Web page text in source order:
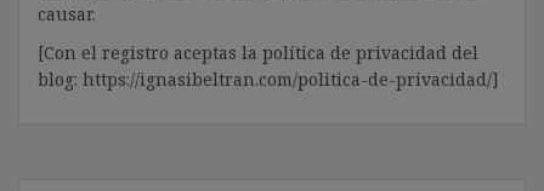
causar.
[Con el registro aceptas la política de privacidad del
blog: https://ignasibeltran.com/politica-de-privacidad/]